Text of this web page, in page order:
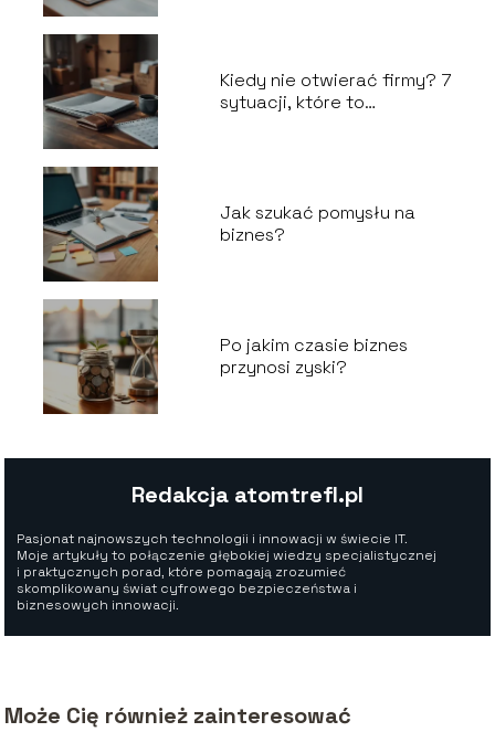
Kiedy nie otwierać firmy? 7
sytuacji, które to
Jak szukać pomysłu na
biznes?
Po jakim czasie biznes
przynosi zyski?
Redakcja atomtrefl.pl
Pasjonat najnowszych technologii i innowacji w świecie IT.
Moje artykuły to połączenie głębokiej wiedzy specjalistycznej
i praktycznych porad, które pomagają zrozumieć
skomplikowany świat cyfrowego bezpieczeństwa i
biznesowych innowacji.
Może Cię również zainteresować